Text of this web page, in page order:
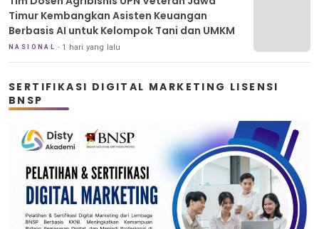
Timur Kembangkan Asisten Keuangan
Berbasis AI untuk Kelompok Tani dan UMKM
NASIONAL 1 hari yang lalu
SERTIFIKASI DIGITAL MARKETING LISENSI
BNSP